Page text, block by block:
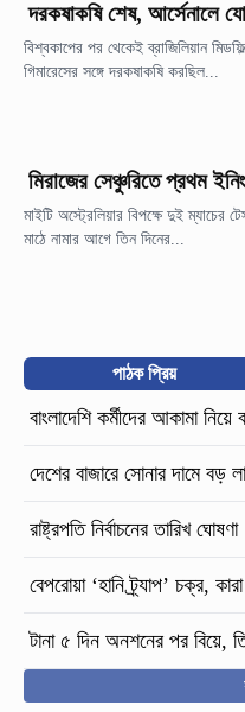
দরকষাকষি শেষ, আর্সেনালে
বিশ্বকাপের পর থেকেই ব্রাজিলিয়ান
গিমারেসের সঙ্গে দরকষাকষি করছিল...
মিরাজের সেঞ্চুরিতে প্রথম
মাইটি অস্ট্রেলিয়ার বিপক্ষে দুই ম্যাচের
মাঠে নামার আগে তিন দিনের...
পাঠক প্রিয়
বাংলাদেশি কর্মীদের আকামা
দেশের বাজারে সোনার দামে বড়
রাষ্ট্রপতি নির্বাচনের তারিখ ঘোষণা
বেপরোয়া ‘হানি ট্র্যাপ’ চক্র,
টানা ৫ দিন অনশনের পর বিয়ে,